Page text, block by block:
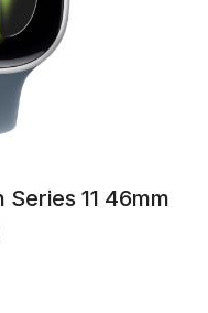
11 46mm